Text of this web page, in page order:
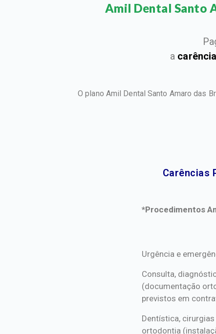
Amil Dental Santo
a
O plano Amil Dental Santo Amaro das
Carências
*Procedimentos
*Procedimentos
Urgência e
Consulta,
(documentação
previstos em
Dentística,
ortodontia